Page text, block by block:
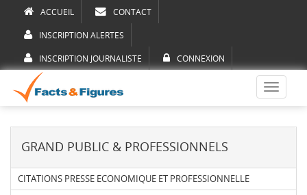
ACCUEIL CONTACT
INSCRIPTION ALERTES
INSCRIPTION JOURNALISTE CONNEXION
Toggle
GRAND PUBLIC & PROFESSIONNELS
CITATIONS PRESSE ECONOMIQUE ET PROFESSIONNELLE